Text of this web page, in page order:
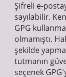
Şifreli e-
sayılabilir.
GPG
olmamıştı.
şekilde
tutmanın
seçenek